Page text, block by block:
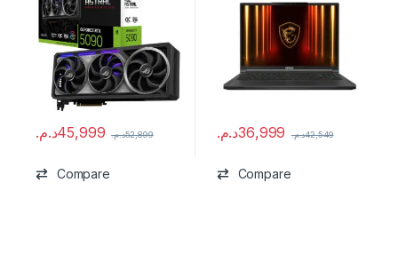
45,999د.م. 52,899د.م.
Compare
36,999د.م. 42,549د.م.
Compare